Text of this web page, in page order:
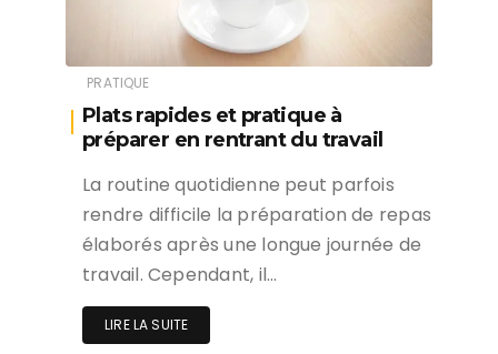
PRATIQUE
Plats rapides et pratique à
préparer en rentrant du travail
La routine quotidienne peut parfois
rendre difficile la préparation de repas
élaborés après une longue journée de
travail. Cependant, il…
LIRE LA SUITE